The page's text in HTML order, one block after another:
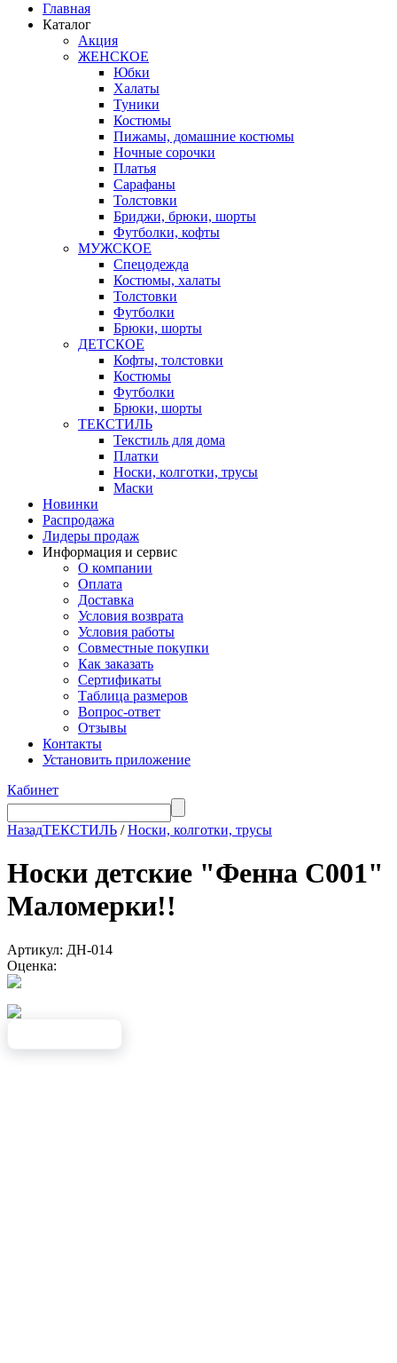
Главная
Каталог
Акция
ЖЕНСКОЕ
Юбки
Халаты
Туники
Костюмы
Пижамы, домашние костюмы
Ночные сорочки
Платья
Сарафаны
Толстовки
Бриджи, брюки, шорты
Футболки, кофты
МУЖСКОЕ
Спецодежда
Костюмы, халаты
Толстовки
Футболки
Брюки, шорты
ДЕТСКОЕ
Кофты, толстовки
Костюмы
Футболки
Брюки, шорты
ТЕКСТИЛЬ
Текстиль для дома
Платки
Носки, колготки, трусы
Маски
Новинки
Распродажа
Лидеры продаж
Информация и сервис
О компании
Оплата
Доставка
Условия возврата
Условия работы
Совместные покупки
Как заказать
Сертификаты
Таблица размеров
Вопрос-ответ
Отзывы
Контакты
Установить приложение
Кабинет
НазадТЕКСТИЛЬ /Носки, колготки, трусы
Носки детские "Фенна С001"
Маломерки!!
Артикул: ДН-014
Оценка: